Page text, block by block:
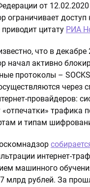
от
ограничивает доступ
цитату РИА
что в декабре
начал активно
протоколы –
через
провайдеров:
трафика
и типам
интернет-
машинного
млрд рублей. За